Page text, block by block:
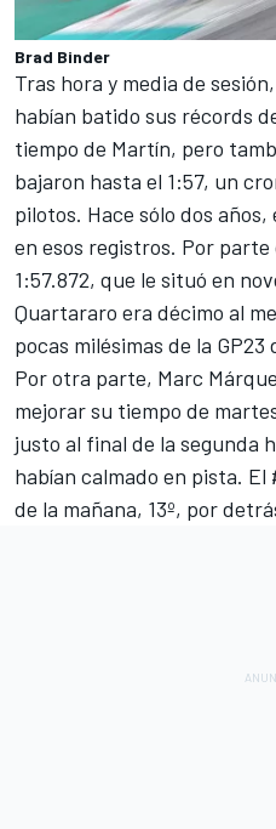
Brad Binder
Tras hora y media de
habían batido sus récords
tiempo de Martín, pero
bajaron hasta el 1:57, un
pilotos. Hace sólo dos
en esos registros. Por parte
1:57.872, que le situó en
Quartararo era décimo al
pocas milésimas de la
Por otra parte, Marc
mejorar su tiempo de
justo al final de la segunda
habían calmado en pista.
de la mañana, 13º, por